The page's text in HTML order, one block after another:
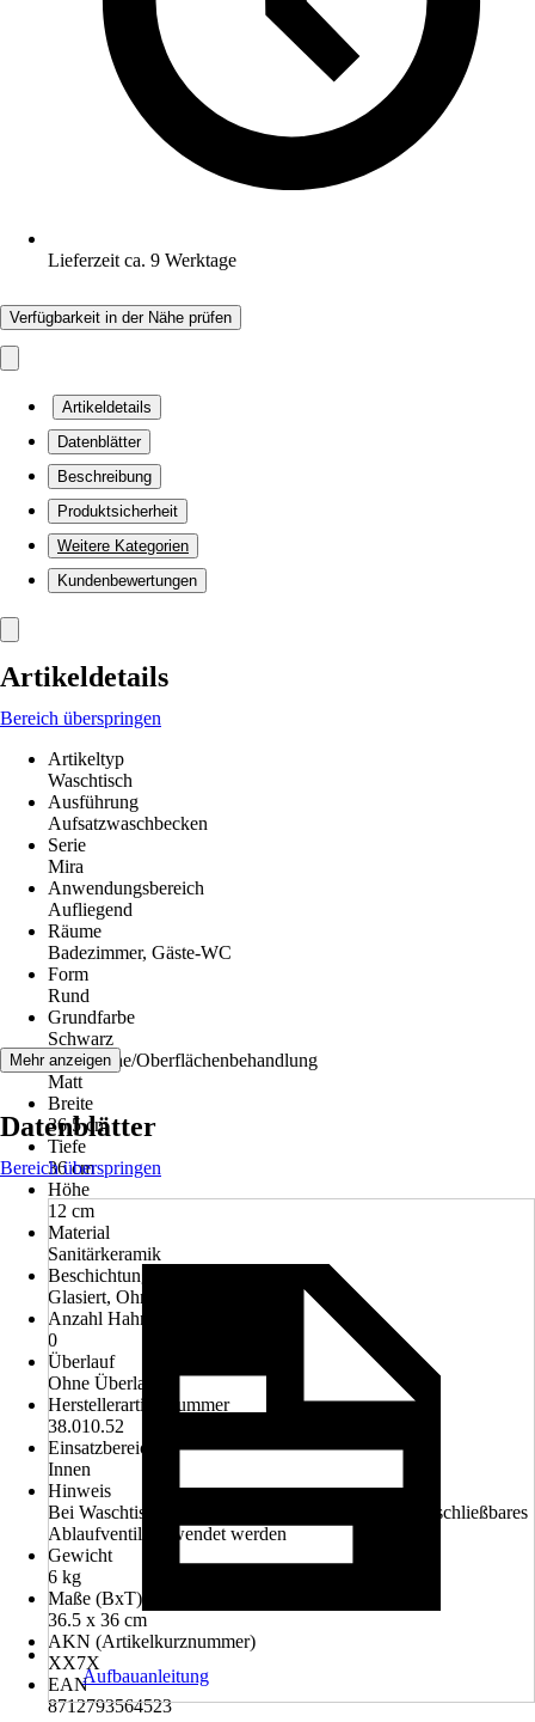
Lieferzeit ca. 9 Werktage
Verfügbarkeit in der Nähe prüfen
Artikeldetails
Datenblätter
Beschreibung
Produktsicherheit
Weitere Kategorien
Kundenbewertungen
Artikeldetails
Bereich überspringen
Artikeltyp
Waschtisch
Ausführung
Aufsatzwaschbecken
Serie
Mira
Anwendungsbereich
Aufliegend
Räume
Badezimmer, Gäste-WC
Form
Rund
Grundfarbe
Schwarz
Oberfläche/Oberflächenbehandlung
Matt
Breite
36,5 cm
Tiefe
36 cm
Höhe
12 cm
Material
Sanitärkeramik
Beschichtung
Glasiert, Ohne Beschichtung
Anzahl Hahnlöcher
0
Überlauf
Ohne Überlauf
Herstellerartikelnummer
38.010.52
Einsatzbereich
Innen
Hinweis
Bei Waschtischen ohne Überlauf muss ein nicht verschließbares
Ablaufventil verwendet werden
Gewicht
6 kg
Maße (BxT)
36.5 x 36 cm
AKN (Artikelkurznummer)
XX7X
EAN
8712793564523
Mehr anzeigen
Datenblätter
Bereich überspringen
Aufbauanleitung